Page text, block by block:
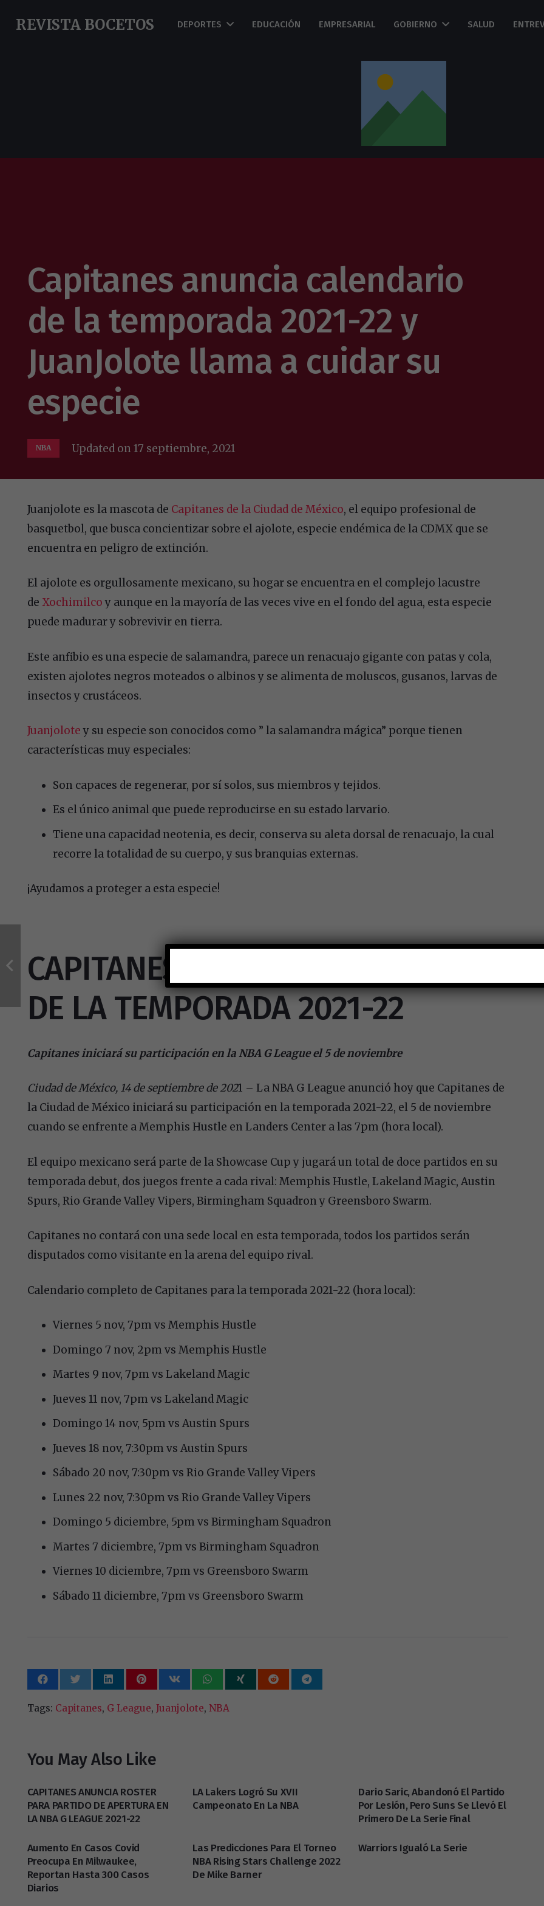
REVISTA BOCETOS DEPORTES EDUCACIÓN EMPRESARIAL GOBIERNO SALUD
Capitanes anuncia calendario
de la temporada 2021-22 y
JuanJolote llama a cuidar su
especie
NBA Updated on17 septiembre, 2021
Juanjolote es la mascota de Capitanes de la Ciudad de México, el equipo profesional de
basquetbol, que busca concientizar sobre el ajolote, especie endémica de la CDMX que se
encuentra en peligro de extinción.
El ajolote es orgullosamente mexicano, su hogar se encuentra en el complejo lacustre
de Xochimilcoy aunque en la mayoría de las veces vive en el fondo del agua, esta especie
puede madurar y sobrevivir en tierra.
Este anfibio es una especie de salamandra, parece un renacuajo gigante con patas y cola,
existen ajolotes negros moteados o albinos y se alimenta de moluscos, gusanos, larvas de
insectos y crustáceos.
Juanjolotey su especie son conocidos como ” la salamandra mágica” porque tienen
características muy especiales:
Son capaces de regenerar, por sí solos, sus miembros y tejidos.
Es el único animal que puede reproducirse en su estado larvario.
Tiene una capacidad neotenia, es decir, conserva su aleta dorsal de renacuajo, la cual
recorre la totalidad de su cuerpo, y sus branquias externas.
¡Ayudamos a proteger a esta especie!
CAPITANES ANUNCIA CALENDARIO
DE LA TEMPORADA 2021-22
Capitanes iniciará su participación en la NBA G League el 5 de noviembre
Ciudad de México, 14 de septiembre de 2021 – La NBA G League anunció hoy que Capitanes de
la Ciudad de México iniciará su participación en la temporada 2021-22, el 5 de noviembre
cuando se enfrente a Memphis Hustle en Landers Center a las 7pm (hora local).
El equipo mexicano será parte de la Showcase Cup y jugará un total de doce partidos en su
temporada debut, dos juegos frente a cada rival: Memphis Hustle, Lakeland Magic, Austin
Spurs, Rio Grande Valley Vipers, Birmingham Squadron y Greensboro Swarm.
Capitanes no contará con una sede local en esta temporada, todos los partidos serán
disputados como visitante en la arena del equipo rival.
Calendario completo de Capitanes para la temporada 2021-22 (hora local):
Viernes 5 nov, 7pm vs Memphis Hustle
Domingo 7 nov, 2pm vs Memphis Hustle
Martes 9 nov, 7pm vs Lakeland Magic
Jueves 11 nov, 7pm vs Lakeland Magic
Domingo 14 nov, 5pm vs Austin Spurs
Jueves 18 nov, 7:30pm vs Austin Spurs
Sábado 20 nov, 7:30pm vs Rio Grande Valley Vipers
Lunes 22 nov, 7:30pm vs Rio Grande Valley Vipers
Domingo 5 diciembre, 5pm vs Birmingham Squadron
Martes 7 diciembre, 7pm vs Birmingham Squadron
Viernes 10 diciembre, 7pm vs Greensboro Swarm
Sábado 11 diciembre, 7pm vs Greensboro Swarm
Tags: Capitanes, G League, Juanjolote, NBA
You May Also Like
CAPITANES ANUNCIA ROSTER
PARA PARTIDO DE APERTURA EN
LA NBA G LEAGUE 2021-22
LA Lakers Logró Su XVII
Campeonato En La NBA
Dario Saric, Abandonó El Partido
Por Lesión, Pero Suns Se Llevó El
Primero De La Serie Final
Aumento En Casos Covid
Preocupa En Milwaukee,
Reportan Hasta 300 Casos
Diarios
Las Predicciones Para El Torneo
NBA Rising Stars Challenge 2022
De Mike Barner
Warriors Igualó La Serie